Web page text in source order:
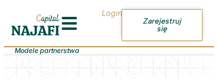
Login
Zarejestruj
się
Modele partnerstwa